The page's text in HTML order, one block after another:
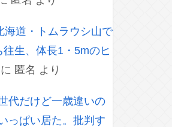
海道・トムラウシ山で
生、体長1・5mのヒ
に 匿名 より
代だけど一歳違いの
っぱい居た。批判す